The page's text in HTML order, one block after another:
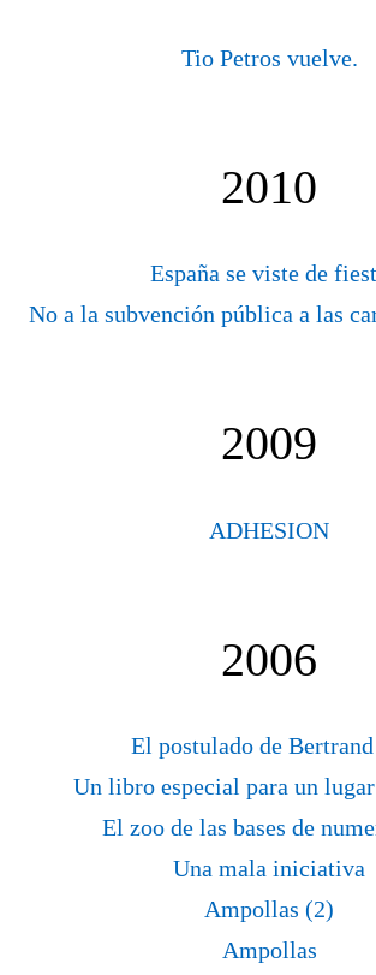
Tio Petros vuelve.
2010
España se viste de
No a la subvención pública a las
2009
ADHESION
2006
El postulado de
Un libro especial para un
El zoo de las bases de
Una mala iniciativa
Ampollas (2)
Ampollas